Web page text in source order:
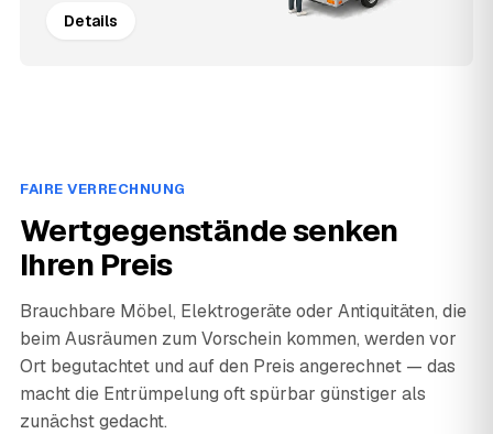
Details
FAIRE VERRECHNUNG
Wertgegenstände senken
Ihren Preis
Brauchbare Möbel, Elektrogeräte oder Antiquitäten, die
beim Ausräumen zum Vorschein kommen, werden vor
Ort begutachtet und auf den Preis angerechnet — das
macht die Entrümpelung oft spürbar günstiger als
zunächst gedacht.